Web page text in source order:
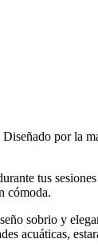
por la
tus
cómoda.
sobrio y
acuáticas,